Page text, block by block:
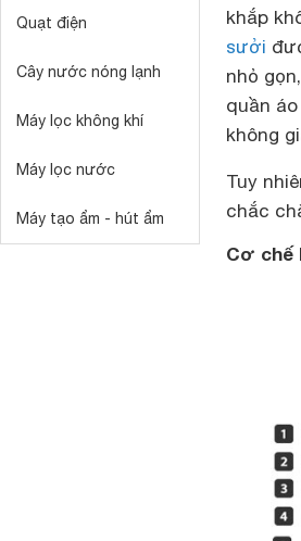
Quạt điện
Cây nước nóng lạnh
Máy lọc không khí
Máy lọc nước
Máy tạo ẩm - hút ẩm
khắp
sưởi
nhỏ
quần
không
Tuy
chắc
Cơ chế